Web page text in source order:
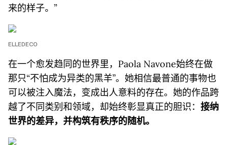
来的样子。”
ELLEDECO
在一个愈发趋同的世界里，Paola Navone始终在做
那只“不怕成为异类的黑羊”。她相信最普通的事物也
可以被注入魔法，变成出人意料的存在。她的作品跨
越了不同类别和领域，却始终彰显真正的胆识： 接纳
世界的差异，并构筑有秩序的随机。